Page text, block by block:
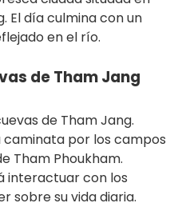
El día culmina con un
en el río.
de Tham Jang
de Tham Jang.
caminata por los campos
Tham Phoukham.
interactuar con los
sobre su vida diaria.